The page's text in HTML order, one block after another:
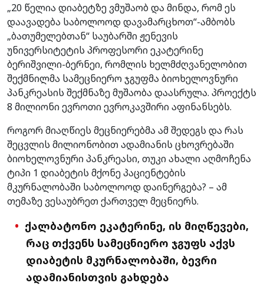
„20 წელია დიაბეტზე ვმუშაობ და მინდა, რომ ეს
დაავადება საბოლოოდ დავამარცხოთ“-ამბობს
„ბათუმელებთან“ საუბარში ჟენევის
უნივერსიტეტის პროფესორი ეკატერინე
ბერიშვილი-ბერნეი, რომლის ხელმძღვანელობით
შექმნილმა სამეცნიერო ჯგუფმა ბიოხელოვნური
პანკრეასის შექმნაზე მუშაობა დაასრულა. პროექტს
8 მილიონი ევროთი ევროკავშირი აფინანსებს.
როგორ მიაღწიეს მეცნიერებმა ამ შედეგს და რას
შეცვლის მილიონობით ადამიანის ცხოვრებაში
ბიოხელოვნური პანკრეასი, თუკი ახალი აღმოჩენა
ტიპი 1 დიაბეტის მქონე პაციენტების
მკურნალობაში საბოლოოდ დაინერგება? – ამ
თემაზე ვესაუბრეთ ქართველ მეცნიერს.
ქალბატონო ეკატერინე, ის მიღწევები,
რაც თქვენს სამეცნიერო ჯგუფს აქვს
დიაბეტის მკურნალობაში, ბევრი
ადამიანისთვის გახდება